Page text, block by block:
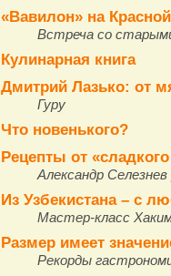
«Вавилон» на
Встреча со
Кулинарная книга
Дмитрий Лазько: от
Гуру
Что новенького?
Рецепты от
Александр
Из Узбекистана – с
Мастер-класс
Размер имеет
Рекорды